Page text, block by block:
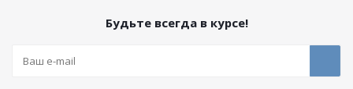
Будьте всегда в курсе!